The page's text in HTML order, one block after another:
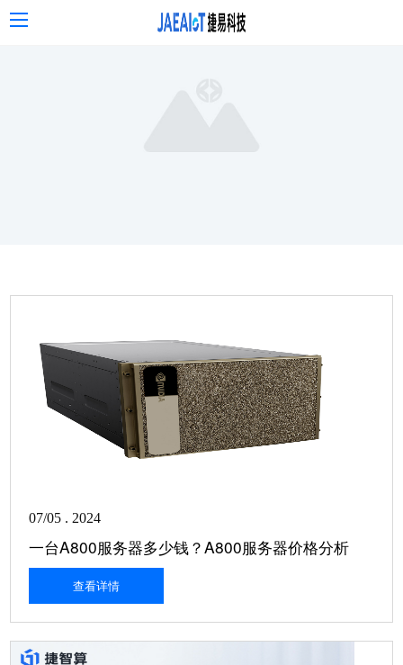
07/05 . 2024
一台A800服务器多少钱？A800服务器价格分析
查看详情